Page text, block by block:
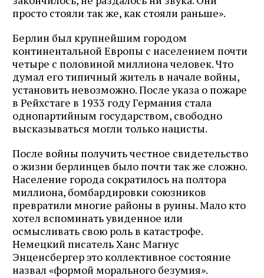
просто стояли так же, как стояли раньше».
Берлин был крупнейшим городом
континентальной Европы с населением почти
четыре с половиной миллиона человек. Что
думал его типичный житель в начале войны,
установить невозможно. После указа о пожаре
в Рейхстаге в 1933 году Германия стала
однопартийным государством, свободно
высказываться могли только нацисты.
После войны получить честное свидетельство
о жизни берлинцев было почти так же сложно.
Население города сократилось на полтора
миллиона, бомбардировки союзников
превратили многие районы в руины. Мало кто
хотел вспоминать увиденное или
осмысливать свою роль в катастрофе.
Немецкий писатель Ханс Магнус
Энценсбергер это коллективное состояние
назвал «формой морального безумия».